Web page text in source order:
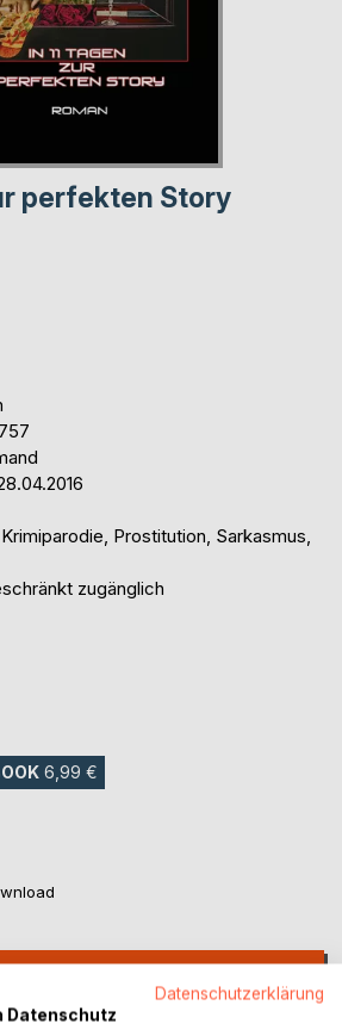
perfekten Story
Prostitution, Sarkasmus,
zugänglich
6,99 €
Datenschutzerklärung
Datenschutz